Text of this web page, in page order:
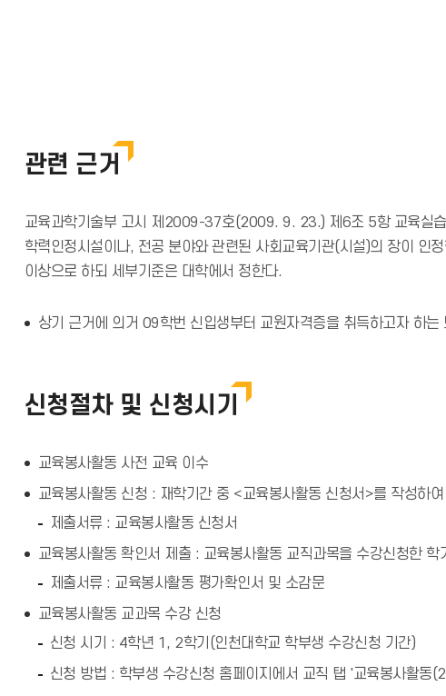
관련 근거
교육과학기술부 고시 제2009-37호(2009. 9. 23.) 제6조 5항 교육실습 중
학력인정시설이나, 전공 분야와 관련된 사회교육기관(시설)의 장이
이상으로 하되 세부기준은 대학에서 정한다.
상기 근거에 의거 09학번 신입생부터 교원자격증을 취득하고자 하
신청절차 및 신청시기
교육봉사활동 사전 교육 이수
교육봉사활동 신청 : 재학기간 중 <교육봉사활동 신청서>를 작성하
제출서류 : 교육봉사활동 신청서
교육봉사활동 확인서 제출 : 교육봉사활동 교직과목을 수강신청한 학
제출서류 : 교육봉사활동 평가확인서 및 소감문
교육봉사활동 교과목 수강 신청
신청 시기 : 4학년 1, 2학기(인천대학교 학부생 수강신청 기간)
신청 방법 : 학부생 수강신청 홈페이지에서 교직 탭 '교육봉사활동